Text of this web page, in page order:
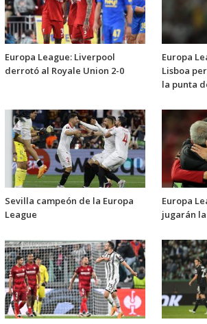
Europa League: Liverpool
derrotó al Royale Union 2-0
Europa
Lisboa
la punta
Sevilla campeón de la Europa
League
Europa
jugarán